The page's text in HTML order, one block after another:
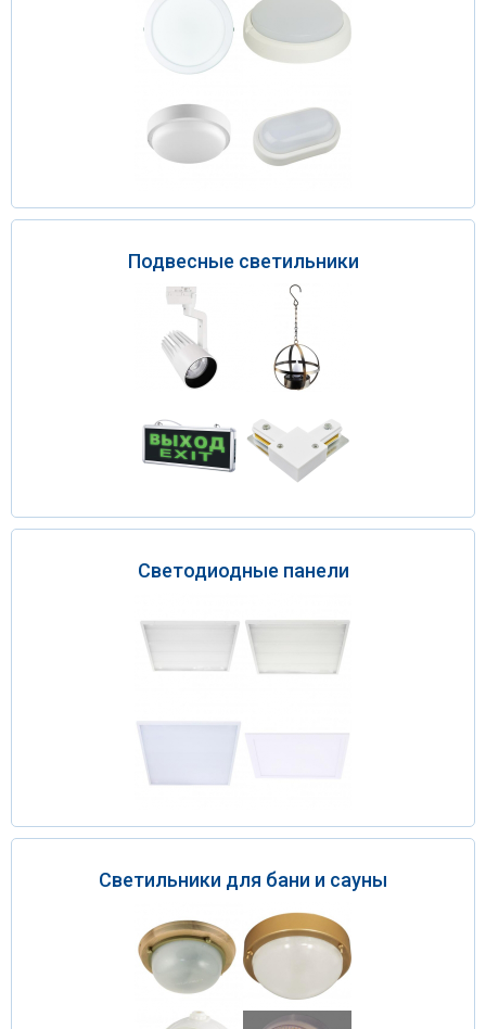
Подвесные светильники
Светодиодные панели
Светильники для бани и сауны